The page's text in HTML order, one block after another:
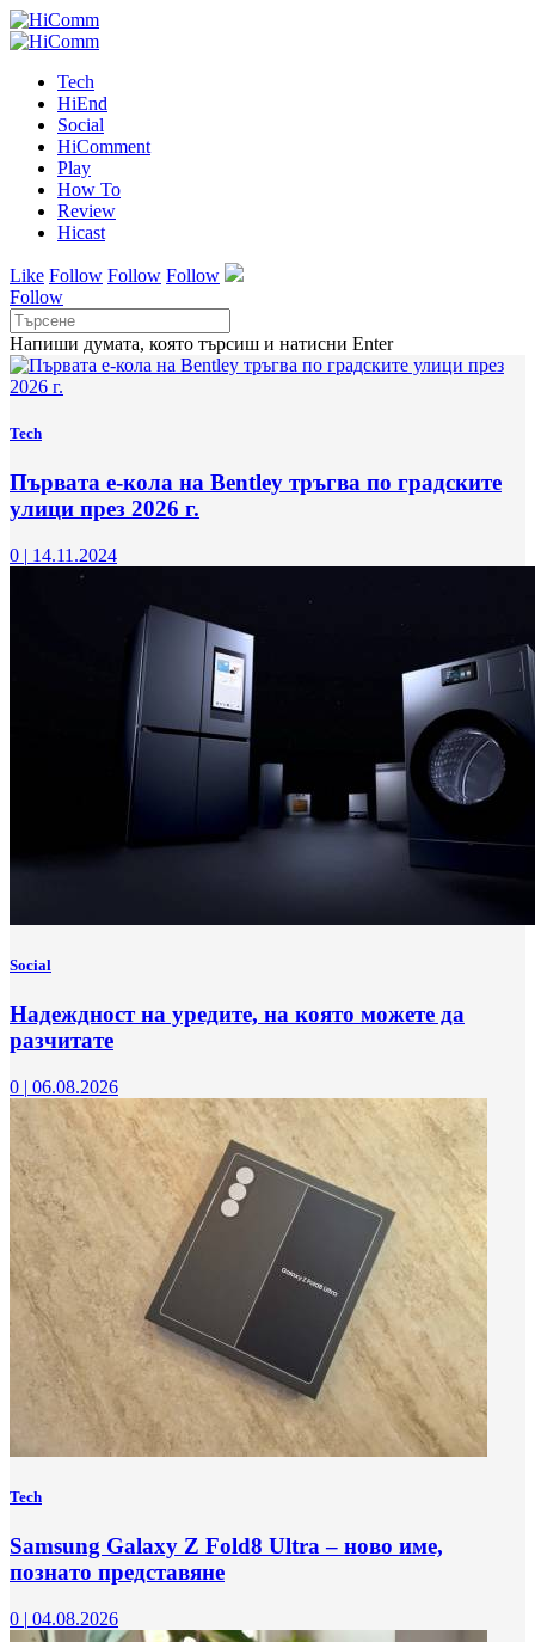
Tech
HiEnd
Social
HiComment
Play
How To
Review
Hicast
Like Follow Follow Follow
Follow
Напиши думата, която търсиш и натисни Enter
Tech
Първата е-кола на Bentley тръгва по градските
улици през 2026 г.
0 | 14.11.2024
Social
Надеждност на уредите, на която можете да
разчитате
0 | 06.08.2026
Tech
Samsung Galaxy Z Fold8 Ultra – ново име,
познато представяне
0 | 04.08.2026